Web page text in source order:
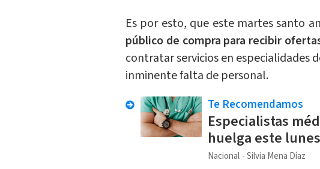
Es por esto, que este martes santo
público de compra para recibir
contratar servicios en especialidades
inminente falta de personal.
Te Recomendamos
Especialistas
huelga este
Nacional Silvia Mena Díaz